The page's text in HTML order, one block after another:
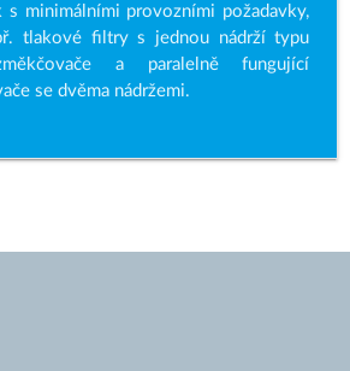
s minimálními provozními požadavky,
tlakové filtry s jednou nádrží typu
a paralelně fungující
se dvěma nádržemi.